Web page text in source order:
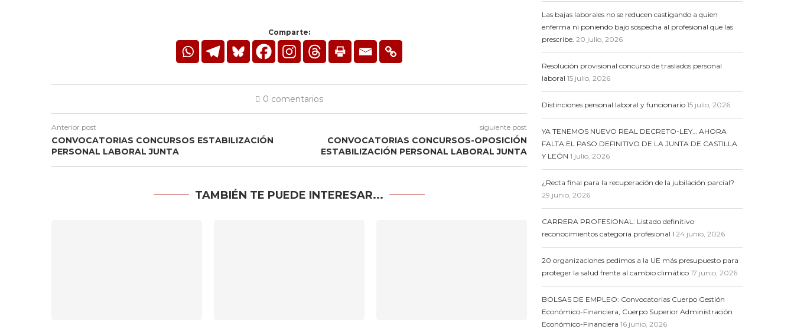
Comparte:
0 comentarios
Anterior post
CONVOCATORIAS CONCURSOS ESTABILIZACIÓN
PERSONAL LABORAL JUNTA
siguiente post
CONVOCATORIAS CONCURSOS-OPOSICIÓN
ESTABILIZACIÓN PERSONAL LABORAL JUNTA
TAMBIÉN TE PUEDE INTERESAR...
Las bajas laborales no se reducen castigando a quien
enferma ni poniendo bajo sospecha al profesional que las
prescribe. 20 julio, 2026
Resolución provisional concurso de traslados personal
laboral 15 julio, 2026
Distinciones personal laboral y funcionario 15 julio, 2026
YA TENEMOS NUEVO REAL DECRETO-LEY… AHORA
FALTA EL PASO DEFINITIVO DE LA JUNTA DE CASTILLA
Y LEÓN 1 julio, 2026
¿Recta final para la recuperación de la jubilación parcial?
29 junio, 2026
CARRERA PROFESIONAL: Listado definitivo
reconocimientos categoría profesional I 24 junio, 2026
20 organizaciones pedimos a la UE más presupuesto para
proteger la salud frente al cambio climático 17 junio, 2026
BOLSAS DE EMPLEO: Convocatorias Cuerpo Gestión
Económico-Financiera, Cuerpo Superior Administración
Económico-Financiera 16 junio, 2026